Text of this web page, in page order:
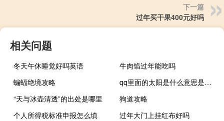
下一篇
过年买干果400元好吗
相关问题
冬天午休睡觉好吗英语
牛肉馅过年能吃吗
蝙蝠绝境攻略
qq里面的太阳是什么意思是什么（qq挂太阳）
“天与冰壶清透”的出处是哪里
狗道攻略
个人所得税标准申报怎么填
过年大门上挂红布好吗